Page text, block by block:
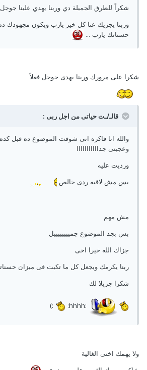
شكراً للطرق الجميلة دي وربنا يهدي علينا جوجل
وربنا يجزيك عنا كل خير يارب ويكون مجهودك
حسناتك يارب ...
شكرا على مرورك وربنا يهدى جوجل فعلاً
قالـ/ـت حياتى من اجل ربى :
والله انا فاكره انى شوفت الموضوع ده قبل كده
وعجبنى جدااااااااااا
ورديت عليه
بس مش لاقيه ردى خالص
مش مهم
بس بجد الموضوع جمييييييييل
جزاك الله خيرا اخى
ربنا يكرمك ويجعل كل ما تكبت فى ميزان
شكرا جزيلا لك
:)
ولا يهمك اختى الغالية